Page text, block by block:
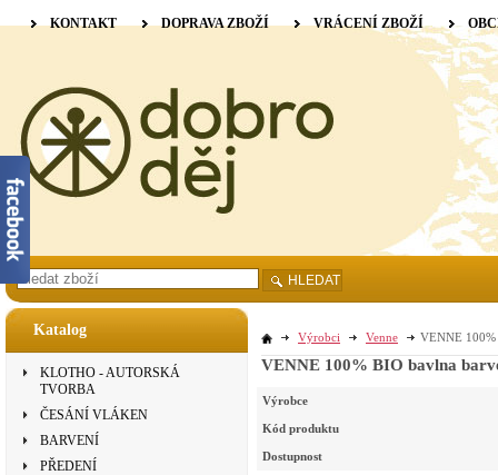
Katalog
KLOTHO - AUTORSKÁ
TVORBA
ČESÁNÍ VLÁKEN
BARVENÍ
PŘEDENÍ
Výrobci Venne VENNE
VENNE 100% BIO bavlna
Výrobce
Kód produktu
Dostupnost
KONTAKT DOPRAVA ZBOŽÍ VRÁCENÍ ZBOŽÍ
HLEDAT